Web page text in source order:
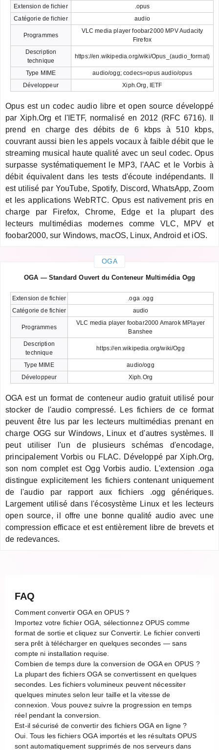
Extension de fichier
.opus
Catégorie de fichier
audio
Programmes
VLC media player foobar2000 MPV Audacity
Firefox
Description
technique
https://en.wikipedia.org/wiki/Opus_(audio_format)
Type MIME
audio/ogg; codecs=opus audio/opus
Développeur
Xiph.Org, IETF
Opus est un codec audio libre et open source développé
par Xiph.Org et l'IETF, normalisé en 2012 (RFC 6716). Il
prend en charge des débits de 6 kbps à 510 kbps,
couvrant aussi bien les appels vocaux à faible débit que le
streaming musical haute qualité avec un seul codec. Opus
surpasse systématiquement le MP3, l'AAC et le Vorbis à
débit équivalent dans les tests d'écoute indépendants. Il
est utilisé par YouTube, Spotify, Discord, WhatsApp, Zoom
et les applications WebRTC. Opus est nativement pris en
charge par Firefox, Chrome, Edge et la plupart des
lecteurs multimédias modernes comme VLC, MPV et
foobar2000, sur Windows, macOS, Linux, Android et iOS.
OGA
OGA — Standard Ouvert du Conteneur Multimédia Ogg
Extension de fichier
.oga .ogg
Catégorie de fichier
audio
Programmes
VLC media player foobar2000 Amarok MPlayer
Banshee
Description
technique
https://en.wikipedia.org/wiki/Ogg
Type MIME
audio/ogg
Développeur
Xiph.Org
OGA est un format de conteneur audio gratuit utilisé pour
stocker de l'audio compressé. Les fichiers de ce format
peuvent être lus par les lecteurs multimédias prenant en
charge OGG sur Windows, Linux et d'autres systèmes. Il
peut utiliser l'un de plusieurs schémas d'encodage,
principalement Vorbis ou FLAC. Développé par Xiph.Org,
son nom complet est Ogg Vorbis audio. L'extension .oga
distingue explicitement les fichiers contenant uniquement
de l'audio par rapport aux fichiers .ogg génériques.
Largement utilisé dans l'écosystème Linux et les lecteurs
open source, il offre une bonne qualité audio avec une
compression efficace et est entièrement libre de brevets et
de redevances.
FAQ
Comment convertir OGA en OPUS ?
Importez votre fichier OGA, sélectionnez OPUS comme
format de sortie et cliquez sur Convertir. Le fichier converti
sera prêt à télécharger en quelques secondes — sans
compte ni installation requise.
Combien de temps dure la conversion de OGA en OPUS ?
La plupart des fichiers OGA se convertissent en quelques
secondes. Les fichiers volumineux peuvent nécessiter
quelques minutes selon leur taille et la vitesse de
connexion. Vous pouvez suivre la progression en temps
réel pendant la conversion.
Est-il sécurisé de convertir des fichiers OGA en ligne ?
Oui. Tous les fichiers OGA importés et les résultats OPUS
sont automatiquement supprimés de nos serveurs dans